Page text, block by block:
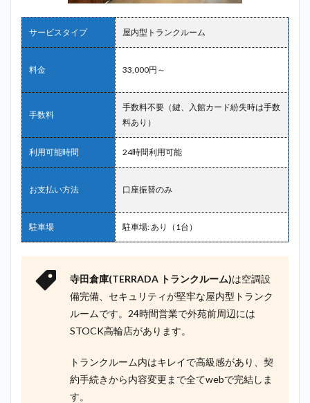
サービスタイプ 屋内型トランクルーム
料金 33,000円～
手数料
手数料不要（鍵、入館カード紛失時は手数
料あり）
利用可能時間 24時間利用可能
お支払い方法 口座振替のみ
駐車場 駐車場: あり（1台）
寺田倉庫(TERRADA トランクルーム)は空調設
備完備、セキュリティが堅牢な屋内型トランク
ルームです。24時間営業で外苑前周辺には
STOCK高輪店があります。
トランクルーム内はキレイで高級感があり、契
約手続きから内容変更まで全てwebで完結しま
す。